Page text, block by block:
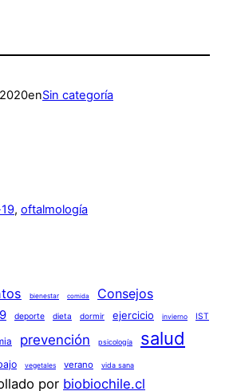
enSin categoría
, oftalmología
bienestar comida Consejos
deporte dieta dormir ejercicio invierno IST
prevención psicología salud
vegetales verano vida sana
por biobiochile.cl